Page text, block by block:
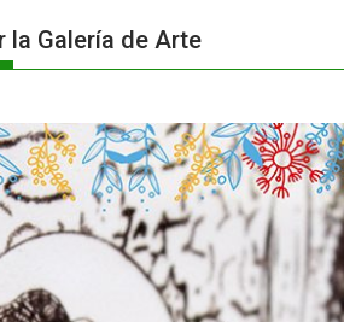
la Galería de Arte